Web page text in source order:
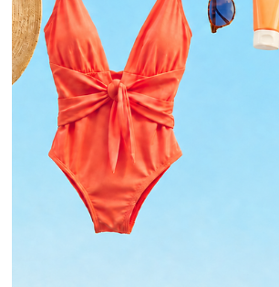
Domodossola di Simona Gattoni la
Matis Paris, pensata per trasformare
in un vero percorso di bellezza completo.
dedicata a chi desidera pren